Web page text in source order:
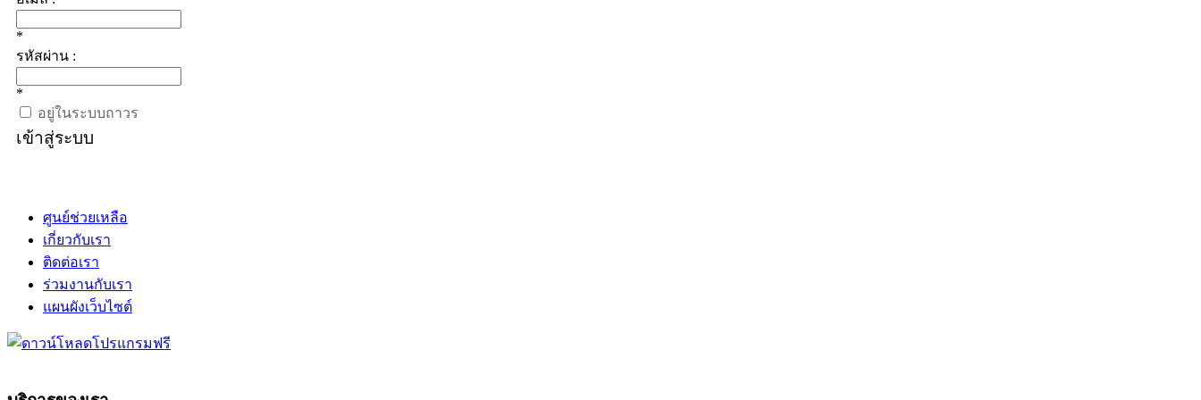
*
รหัสผ่าน :
*
อยู่ในระบบถาวร
เข้าสู่ระบบ
ศูนย์ช่วยเหลือ
เกี่ยวกับเรา
ติดต่อเรา
ร่วมงานกับเรา
แผนผังเว็บไซต์